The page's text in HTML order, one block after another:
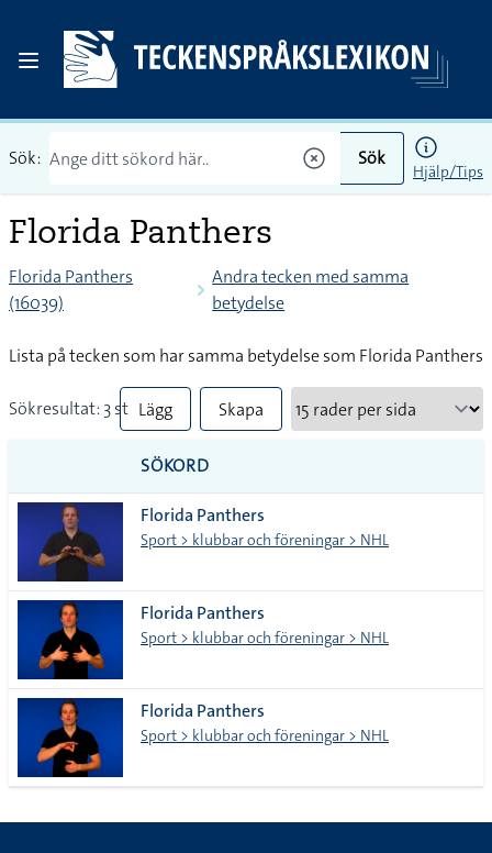
Sök: Sök
Hjälp/Tips
Florida Panthers
Florida Panthers
(16039)
Andra tecken med samma
betydelse
Lista på tecken som har samma betydelse som Florida Panthers
Sökresultat: 3 st Lägg
till
alla i
lista
Skapa
SÖKORD
Florida Panthers
Sport > klubbar och föreningar > NHL
Florida Panthers
Sport > klubbar och föreningar > NHL
Florida Panthers
Sport > klubbar och föreningar > NHL